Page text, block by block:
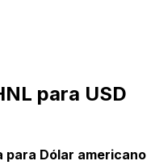
para USD
para Dólar americano